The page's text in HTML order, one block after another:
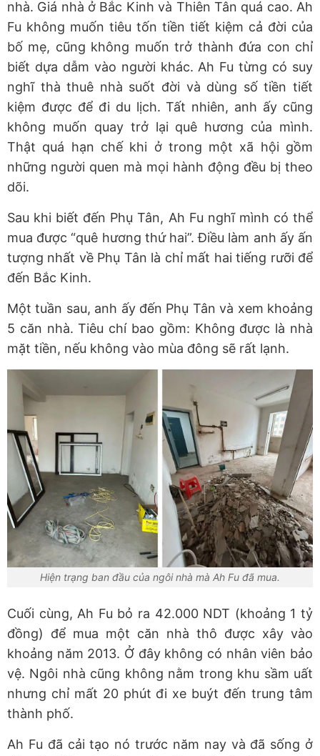
nhà. Giá nhà ở Bắc Kinh và Thiên Tân quá cao. Ah
Fu không muốn tiêu tốn tiền tiết kiệm cả đời của
bố mẹ, cũng không muốn trở thành đứa con chỉ
biết dựa dẫm vào người khác. Ah Fu từng có suy
nghĩ thà thuê nhà suốt đời và dùng số tiền tiết
kiệm được để đi du lịch. Tất nhiên, anh ấy cũng
không muốn quay trở lại quê hương của mình.
Thật quá hạn chế khi ở trong một xã hội gồm
những người quen mà mọi hành động đều bị theo
dõi.
Sau khi biết đến Phụ Tân, Ah Fu nghĩ mình có thể
mua được “quê hương thứ hai”. Điều làm anh ấy ấn
tượng nhất về Phụ Tân là chỉ mất hai tiếng rưỡi để
đến Bắc Kinh.
Một tuần sau, anh ấy đến Phụ Tân và xem khoảng
5 căn nhà. Tiêu chí bao gồm: Không được là nhà
mặt tiền, nếu không vào mùa đông sẽ rất lạnh.
Hiện trạng ban đầu của ngôi nhà mà Ah Fu đã mua.
Cuối cùng, Ah Fu bỏ ra 42.000 NDT (khoảng 1 tỷ
đồng) để mua một căn nhà thô được xây vào
khoảng năm 2013. Ở đây không có nhân viên bảo
vệ. Ngôi nhà cũng không nằm trong khu sầm uất
nhưng chỉ mất 20 phút đi xe buýt đến trung tâm
thành phố.
Ah Fu đã cải tạo nó trước năm nay và đã sống ở